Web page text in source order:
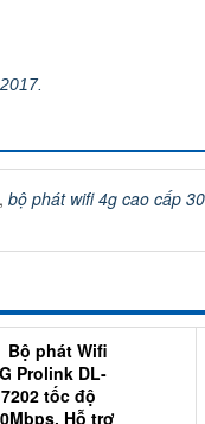
bộ phát wifi 4g cao cấp